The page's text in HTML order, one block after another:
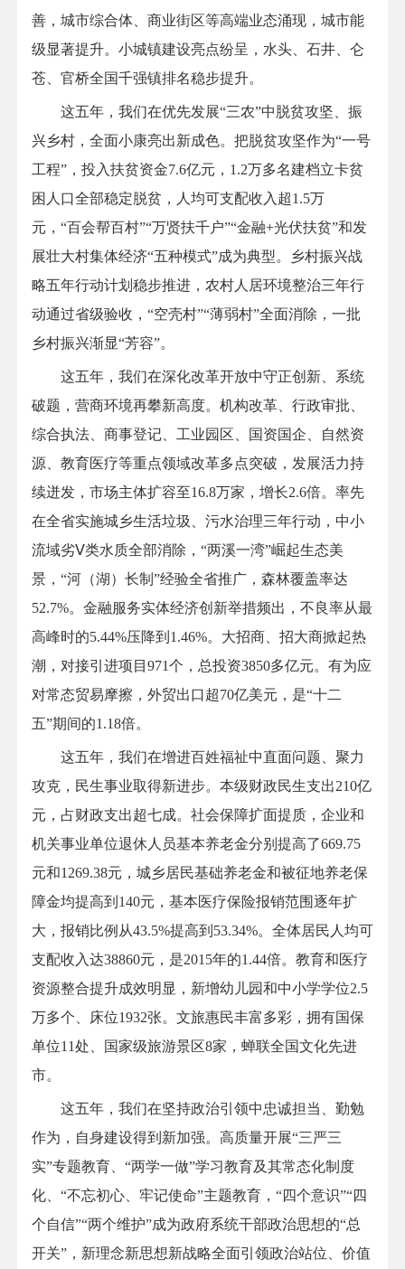
善，城市综合体、商业街区等高端业态涌现，城市能
级显著提升。小城镇建设亮点纷呈，水头、石井、仑
苍、官桥全国千强镇排名稳步提升。
这五年，我们在优先发展“三农”中脱贫攻坚、振
兴乡村，全面小康亮出新成色。把脱贫攻坚作为“一号
工程”，投入扶贫资金7.6亿元，1.2万多名建档立卡贫
困人口全部稳定脱贫，人均可支配收入超1.5万
元，“百会帮百村”“万贤扶千户”“金融+光伏扶贫”和发
展壮大村集体经济“五种模式”成为典型。乡村振兴战
略五年行动计划稳步推进，农村人居环境整治三年行
动通过省级验收，“空壳村”“薄弱村”全面消除，一批
乡村振兴渐显“芳容”。
这五年，我们在深化改革开放中守正创新、系统
破题，营商环境再攀新高度。机构改革、行政审批、
综合执法、商事登记、工业园区、国资国企、自然资
源、教育医疗等重点领域改革多点突破，发展活力持
续迸发，市场主体扩容至16.8万家，增长2.6倍。率先
在全省实施城乡生活垃圾、污水治理三年行动，中小
流域劣Ⅴ类水质全部消除，“两溪一湾”崛起生态美
景，“河（湖）长制”经验全省推广，森林覆盖率达
52.7%。金融服务实体经济创新举措频出，不良率从最
高峰时的5.44%压降到1.46%。大招商、招大商掀起热
潮，对接引进项目971个，总投资3850多亿元。有为应
对常态贸易摩擦，外贸出口超70亿美元，是“十二
五”期间的1.18倍。
这五年，我们在增进百姓福祉中直面问题、聚力
攻克，民生事业取得新进步。本级财政民生支出210亿
元，占财政支出超七成。社会保障扩面提质，企业和
机关事业单位退休人员基本养老金分别提高了669.75
元和1269.38元，城乡居民基础养老金和被征地养老保
障金均提高到140元，基本医疗保险报销范围逐年扩
大，报销比例从43.5%提高到53.34%。全体居民人均可
支配收入达38860元，是2015年的1.44倍。教育和医疗
资源整合提升成效明显，新增幼儿园和中小学学位2.5
万多个、床位1932张。文旅惠民丰富多彩，拥有国保
单位11处、国家级旅游景区8家，蝉联全国文化先进
市。
这五年，我们在坚持政治引领中忠诚担当、勤勉
作为，自身建设得到新加强。高质量开展“三严三
实”专题教育、“两学一做”学习教育及其常态化制度
化、“不忘初心、牢记使命”主题教育，“四个意识”“四
个自信”“两个维护”成为政府系统干部政治思想的“总
开关”，新理念新思想新战略全面引领政治站位、价值